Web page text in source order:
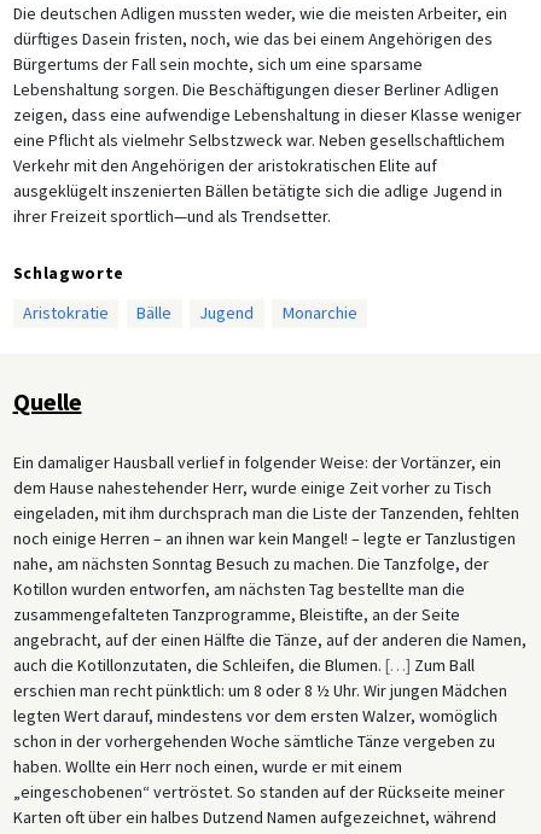
Die deutschen Adligen mussten weder, wie die meisten Arbeiter, ein
dürftiges Dasein fristen, noch, wie das bei einem Angehörigen des
Bürgertums der Fall sein mochte, sich um eine sparsame
Lebenshaltung sorgen. Die Beschäftigungen dieser Berliner Adligen
zeigen, dass eine aufwendige Lebenshaltung in dieser Klasse weniger
eine Pflicht als vielmehr Selbstzweck war. Neben gesellschaftlichem
Verkehr mit den Angehörigen der aristokratischen Elite auf
ausgeklügelt inszenierten Bällen betätigte sich die adlige Jugend in
ihrer Freizeit sportlich—und als Trendsetter.
Schlagworte
Aristokratie
Bälle Jugend Monarchie
Quelle
Ein damaliger Hausball verlief in folgender Weise: der Vortänzer, ein
dem Hause nahestehender Herr, wurde einige Zeit vorher zu Tisch
eingeladen, mit ihm durchsprach man die Liste der Tanzenden, fehlten
noch einige Herren – an ihnen war kein Mangel! – legte er Tanzlustigen
nahe, am nächsten Sonntag Besuch zu machen. Die Tanzfolge, der
Kotillon wurden entworfen, am nächsten Tag bestellte man die
zusammengefalteten Tanzprogramme, Bleistifte, an der Seite
angebracht, auf der einen Hälfte die Tänze, auf der anderen die Namen,
auch die Kotillonzutaten, die Schleifen, die Blumen. […] Zum Ball
erschien man recht pünktlich: um 8 oder 8 ½ Uhr. Wir jungen Mädchen
legten Wert darauf, mindestens vor dem ersten Walzer, womöglich
schon in der vorhergehenden Woche sämtliche Tänze vergeben zu
haben. Wollte ein Herr noch einen, wurde er mit einem
„eingeschobenen“ vertröstet. So standen auf der Rückseite meiner
Karten oft über ein halbes Dutzend Namen aufgezeichnet, während